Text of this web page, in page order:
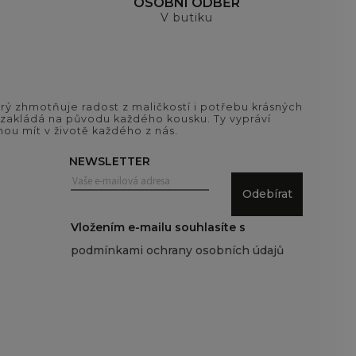
V butiku
zhmotňuje radost z maličkostí i potřebu krásných
na původu každého kousku. Ty vypráví
mít v životě každého z nás.
NEWSLETTER
Odebírat
Vložením e-mailu souhlasíte s
podmínkami ochrany osobních údajů